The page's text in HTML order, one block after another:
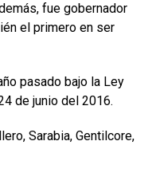
fue gobernador
el primero en ser
pasado bajo la Ley
de junio del 2016.
Sarabia, Gentilcore,